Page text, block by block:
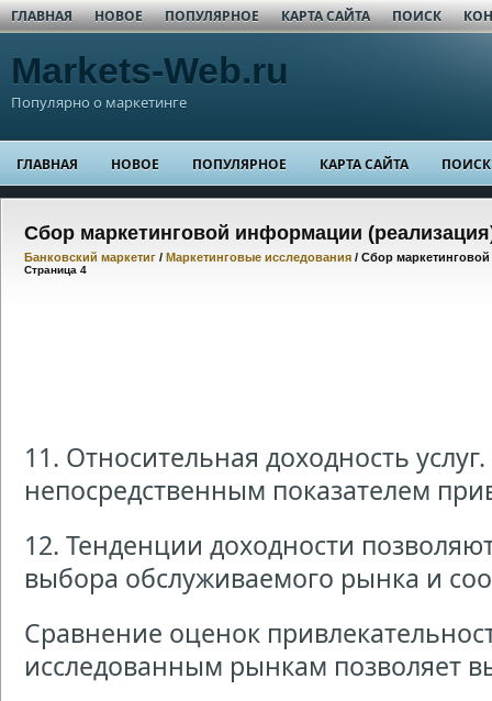
ГЛАВНАЯ НОВОЕ ПОПУЛЯРНОЕ КАРТА САЙТА ПОИСК
Markets-Web.ru
Популярно о маркетинге
ГЛАВНАЯ НОВОЕ ПОПУЛЯРНОЕ КАРТА САЙТА ПОИСК
Сбор маркетинговой информации
Банковский маркетиг / Маркетинговые исследования / Сбор
Страница 4
11. Относительная доходность
непосредственным показателем
12. Тенденции доходности
выбора обслуживаемого рынка и
Сравнение оценок
исследованным рынкам позволяет